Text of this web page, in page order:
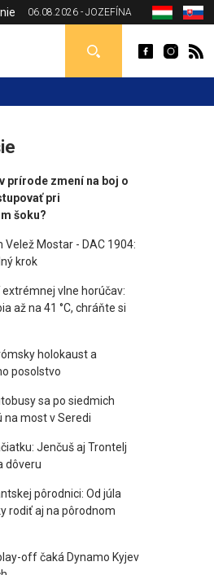
06.08.2026 - JOZEFÍNA
prírode zmení na boj o
pri
šoku?
Velež Mostar - DAC 1904:
krok
vlne horúčav:
až na 41 °C, chráňte si
holokaust a
posolstvo
sa po siedmich
na most v Seredi
Jenčuš aj Trontelj
dôveru
pôrodnici: Od júla
rodiť aj na pôrodnom
off čaká Dynamo Kyjev